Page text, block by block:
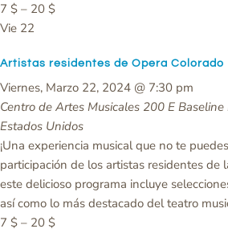
7 $ – 20 $
Vie 22
Artistas residentes de Opera Colorado
Viernes, Marzo 22, 2024 @ 7:30 pm
Centro de Artes Musicales 200 E Baseline
Estados Unidos
¡Una experiencia musical que no te
participación de los artistas residentes de
este delicioso programa incluye
así como lo más destacado del teatro
7 $ – 20 $